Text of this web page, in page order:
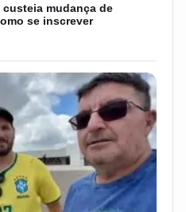
custeia mudança de
se inscrever